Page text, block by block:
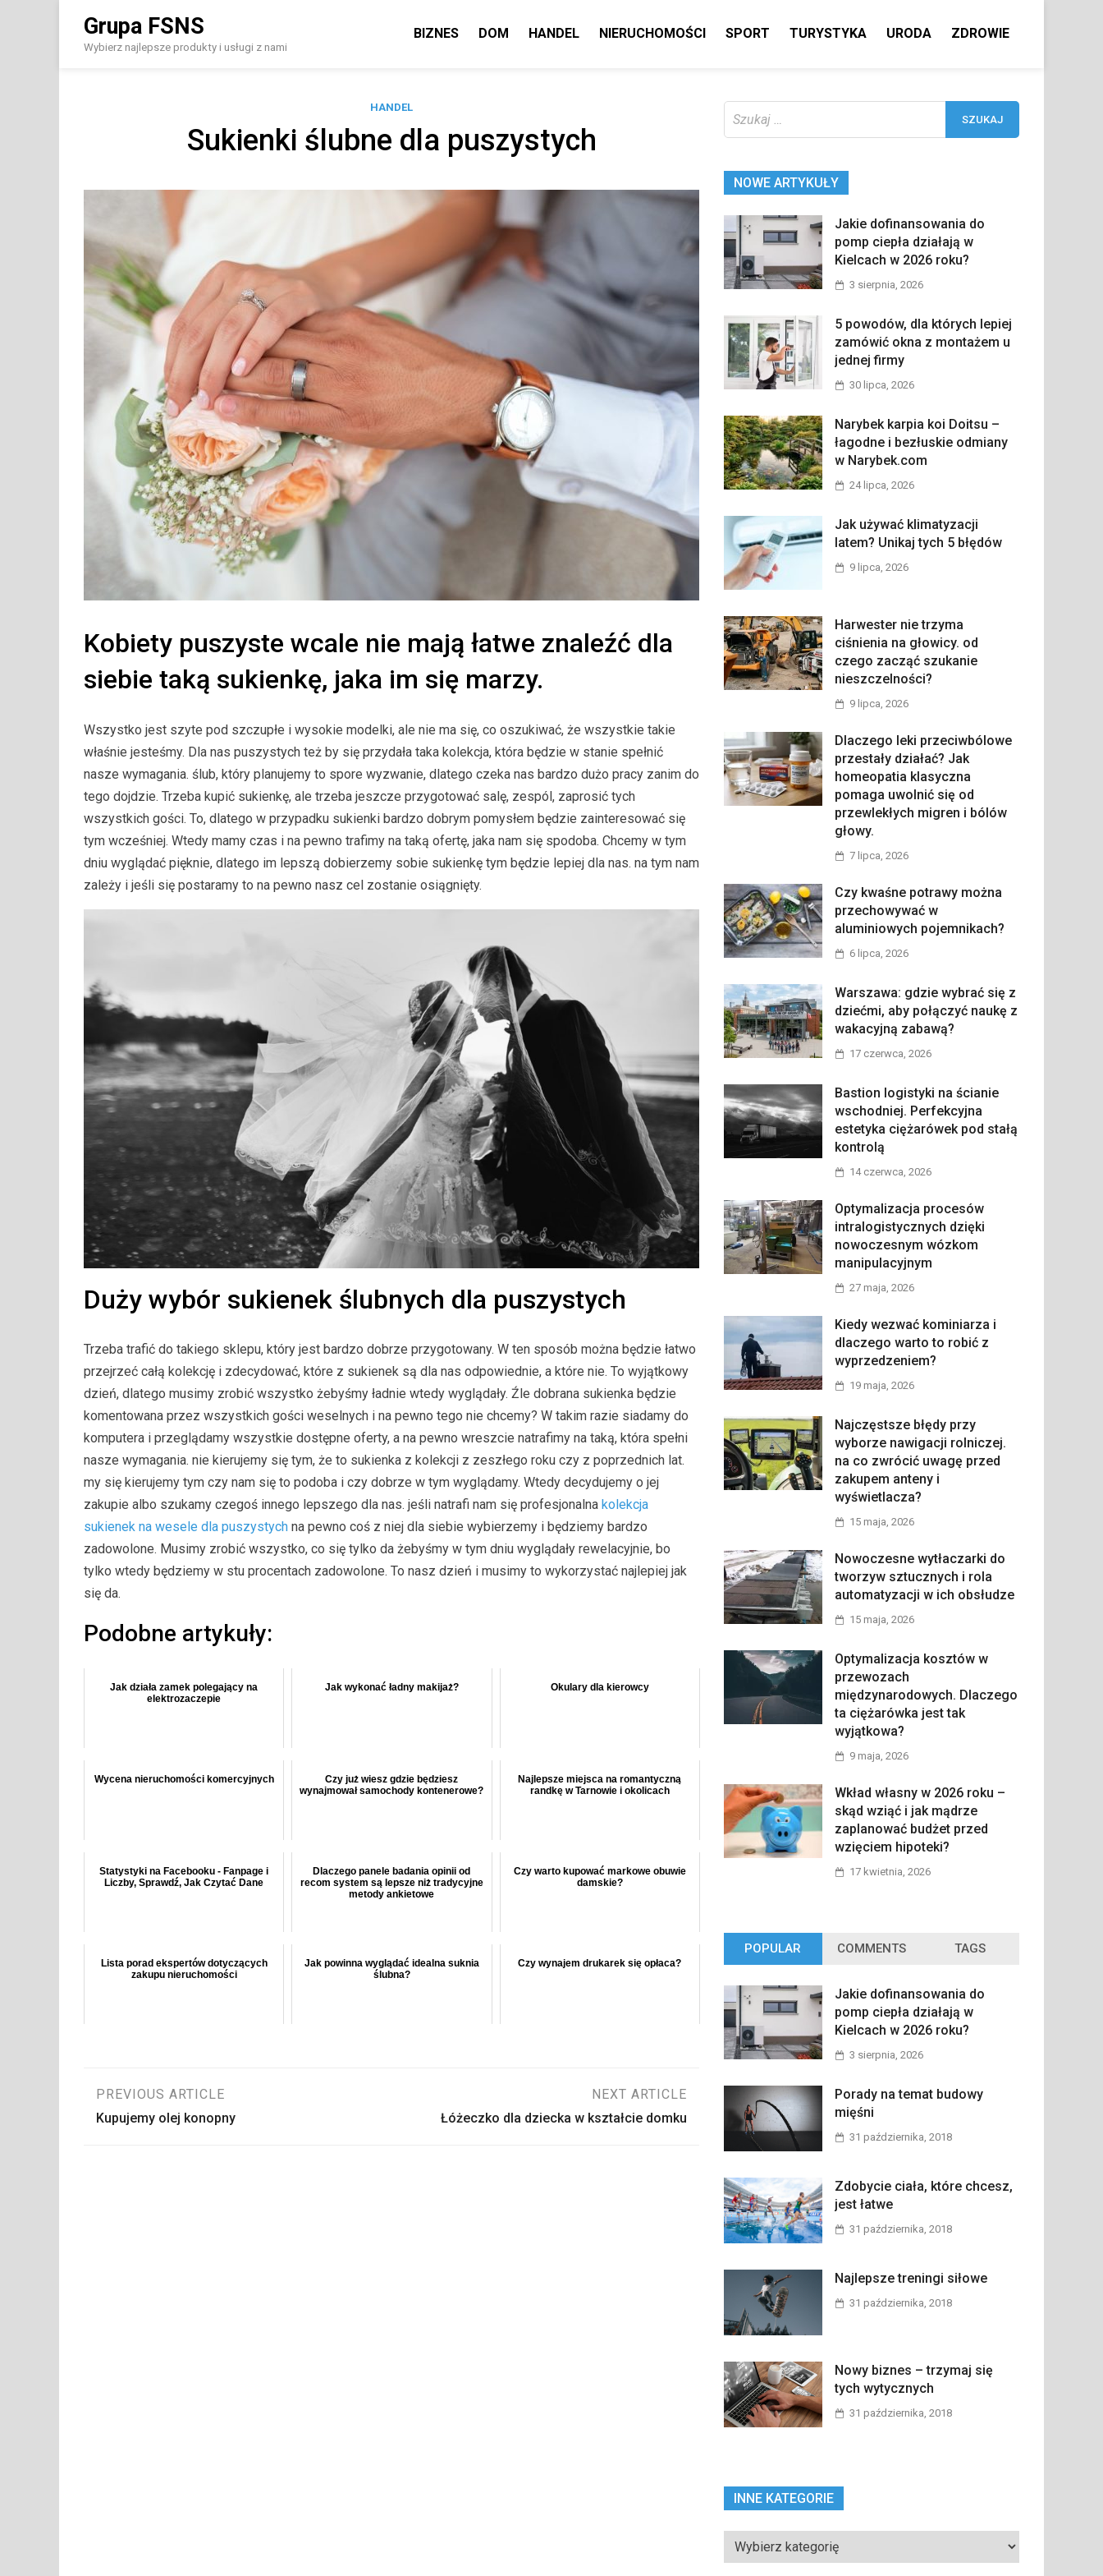
content
Grupa FSNS
Wybierz najlepsze produkty i usługi z nami
BIZNES DOM HANDEL NIERUCHOMOŚCI SPORT TURYSTYKA URODA ZDROWIE
HANDEL
Sukienki ślubne dla puszystych
Kobiety puszyste wcale nie mają łatwe znaleźć dla
siebie taką sukienkę, jaka im się marzy.
Wszystko jest szyte pod szczupłe i wysokie modelki, ale nie ma się, co oszukiwać, że wszystkie takie
właśnie jesteśmy. Dla nas puszystych też by się przydała taka kolekcja, która będzie w stanie spełnić
nasze wymagania. ślub, który planujemy to spore wyzwanie, dlatego czeka nas bardzo dużo pracy zanim do
tego dojdzie. Trzeba kupić sukienkę, ale trzeba jeszcze przygotować salę, zespól, zaprosić tych
wszystkich gości. To, dlatego w przypadku sukienki bardzo dobrym pomysłem będzie zainteresować się
tym wcześniej. Wtedy mamy czas i na pewno trafimy na taką ofertę, jaka nam się spodoba. Chcemy w tym
dniu wyglądać pięknie, dlatego im lepszą dobierzemy sobie sukienkę tym będzie lepiej dla nas. na tym nam
zależy i jeśli się postaramy to na pewno nasz cel zostanie osiągnięty.
Duży wybór sukienek ślubnych dla puszystych
Trzeba trafić do takiego sklepu, który jest bardzo dobrze przygotowany. W ten sposób można będzie łatwo
przejrzeć całą kolekcję i zdecydować, które z sukienek są dla nas odpowiednie, a które nie. To wyjątkowy
dzień, dlatego musimy zrobić wszystko żebyśmy ładnie wtedy wyglądały. Źle dobrana sukienka będzie
komentowana przez wszystkich gości weselnych i na pewno tego nie chcemy? W takim razie siadamy do
komputera i przeglądamy wszystkie dostępne oferty, a na pewno wreszcie natrafimy na taką, która spełni
nasze wymagania. nie kierujemy się tym, że to sukienka z kolekcji z zeszłego roku czy z poprzednich lat.
my się kierujemy tym czy nam się to podoba i czy dobrze w tym wyglądamy. Wtedy decydujemy o jej
zakupie albo szukamy czegoś innego lepszego dla nas. jeśli natrafi nam się profesjonalna kolekcja
sukienek na wesele dla puszystych na pewno coś z niej dla siebie wybierzemy i będziemy bardzo
zadowolone. Musimy zrobić wszystko, co się tylko da żebyśmy w tym dniu wyglądały rewelacyjnie, bo
tylko wtedy będziemy w stu procentach zadowolone. To nasz dzień i musimy to wykorzystać najlepiej jak
się da.
Podobne artykuły:
Jak działa zamek polegający na
elektrozaczepie
Jak wykonać ładny makijaż? Okulary dla kierowcy
Wycena nieruchomości komercyjnych
Czy już wiesz gdzie będziesz
wynajmował samochody kontenerowe?
Najlepsze miejsca na romantyczną
randkę w Tarnowie i okolicach
Statystyki na Facebooku - Fanpage i
Liczby, Sprawdź, Jak Czytać Dane
Dlaczego panele badania opinii od
recom system są lepsze niż tradycyjne
metody ankietowe
Czy warto kupować markowe obuwie
damskie?
Lista porad ekspertów dotyczących
zakupu nieruchomości
Jak powinna wyglądać idealna suknia
ślubna?
Czy wynajem drukarek się opłaca?
Nawigacja
PREVIOUS ARTICLE
Kupujemy olej konopny
NEXT ARTICLE
Łóżeczko dla dziecka w kształcie domku
NOWE ARTYKUŁY
Jakie dofinansowania do
pomp ciepła działają w
Kielcach w 2026 roku?
3 sierpnia, 2026
5 powodów, dla których lepiej
zamówić okna z montażem u
jednej firmy
30 lipca, 2026
Narybek karpia koi Doitsu –
łagodne i bezłuskie odmiany
w Narybek.com
24 lipca, 2026
Jak używać klimatyzacji
latem? Unikaj tych 5 błędów
9 lipca, 2026
Harwester nie trzyma
ciśnienia na głowicy. od
czego zacząć szukanie
nieszczelności?
9 lipca, 2026
Dlaczego leki przeciwbólowe
przestały działać? Jak
homeopatia klasyczna
pomaga uwolnić się od
przewlekłych migren i bólów
głowy.
7 lipca, 2026
Czy kwaśne potrawy można
przechowywać w
aluminiowych pojemnikach?
6 lipca, 2026
Warszawa: gdzie wybrać się z
dziećmi, aby połączyć naukę z
wakacyjną zabawą?
17 czerwca, 2026
Bastion logistyki na ścianie
wschodniej. Perfekcyjna
estetyka ciężarówek pod stałą
kontrolą
14 czerwca, 2026
Optymalizacja procesów
intralogistycznych dzięki
nowoczesnym wózkom
manipulacyjnym
27 maja, 2026
Kiedy wezwać kominiarza i
dlaczego warto to robić z
wyprzedzeniem?
19 maja, 2026
Najczęstsze błędy przy
wyborze nawigacji rolniczej.
na co zwrócić uwagę przed
zakupem anteny i
wyświetlacza?
15 maja, 2026
Nowoczesne wytłaczarki do
tworzyw sztucznych i rola
automatyzacji w ich obsłudze
15 maja, 2026
Optymalizacja kosztów w
przewozach
międzynarodowych. Dlaczego
ta ciężarówka jest tak
wyjątkowa?
9 maja, 2026
Wkład własny w 2026 roku –
skąd wziąć i jak mądrze
zaplanować budżet przed
wzięciem hipoteki?
17 kwietnia, 2026
POPULAR COMMENTS TAGS
Jakie dofinansowania do
pomp ciepła działają w
Kielcach w 2026 roku?
3 sierpnia, 2026
Porady na temat budowy
mięśni
31 października, 2018
Zdobycie ciała, które chcesz,
jest łatwe
31 października, 2018
Najlepsze treningi siłowe
31 października, 2018
Nowy biznes – trzymaj się
tych wytycznych
31 października, 2018
INNE KATEGORIE
Inne
kategorie